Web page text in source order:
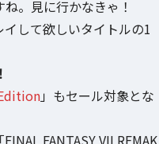
。見に行かなきゃ！
イして欲しいタイトルの1
」もセール対象とな
FANTASY VII REMAK